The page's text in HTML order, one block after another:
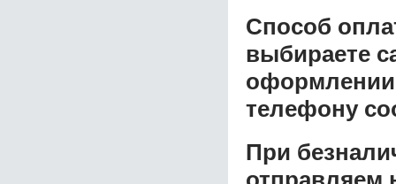
Способ
выбираете
оформлении
телефону
При